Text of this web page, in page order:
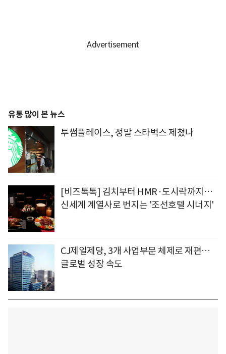
유통 많이 본 뉴스
투썸플레이스, 정말 스타벅스 제쳤나
[비즈톡톡] 김치부터 HMR·도시락까지…
신세계 계열사로 번지는 '조선호텔 시너지'
CJ제일제당, 3개 사업부문 체제로 재편…
글로벌 성장 속도